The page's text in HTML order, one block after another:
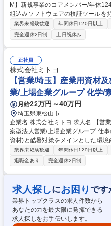
M】新規事業のコアメンバー/年休124日 仕事の内容 業界トップク
組込みソフトウェアの検証ツールを
のPMを募集。顧客の要望に合わせ
ョン化までを一貫してリードし事業拡大に貢献。 ■プ
定・推進・予実管理 ■顧客ニーズ把
決へのエスカレーション ■ソリュー
からの提案活動支援 ■市場調査・競
当社で、新規事業の立ち上げに携わ
域の知見を深めながら、自らの手で
す。 募集職種 【東京/AIソリューションPM】新規事業のコアメンバー/年
休124日
業界未経験歓迎 年間休日120日以上
完全週休2日制
土日祝休み
正社員
株式会社ミトヨ
【営業/埼玉】産業用資材
業/上場企業グループ 化学/
月給22万円～40万円
埼玉県東松山市
企業名 株式会社ミトヨ 求人名 【営業/埼玉】産業用資材及び環境商材の提
案型法人営業/上場企業グループ 仕事の内容 産業用資材製品(工場設備や副
資材)と酷暑対策をメインとした環
案営業をお任せ致します。納期調整
振替休日取得)等もご担当頂きます。 製造工場に向けた工場設備や、製造
現場で使用される副資材をメインに
環境の改善」をテーマとした環境商
ています。取引先は大手メーカーの
材】屋上遮熱シート、空調機器、身
ンの設備一式を取り扱うこともございます。 募集職種 【営
用資材及び環境商材の提案型法人営
業界未経験歓迎 年間休日120日以上
退職金あり
完全週休2日制
求人探しにお困り です
業界トップクラスの求人件数から
あなたの力を最大限に発揮できる
求人探しをお手伝いします。